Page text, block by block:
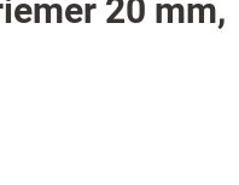
20 mm,